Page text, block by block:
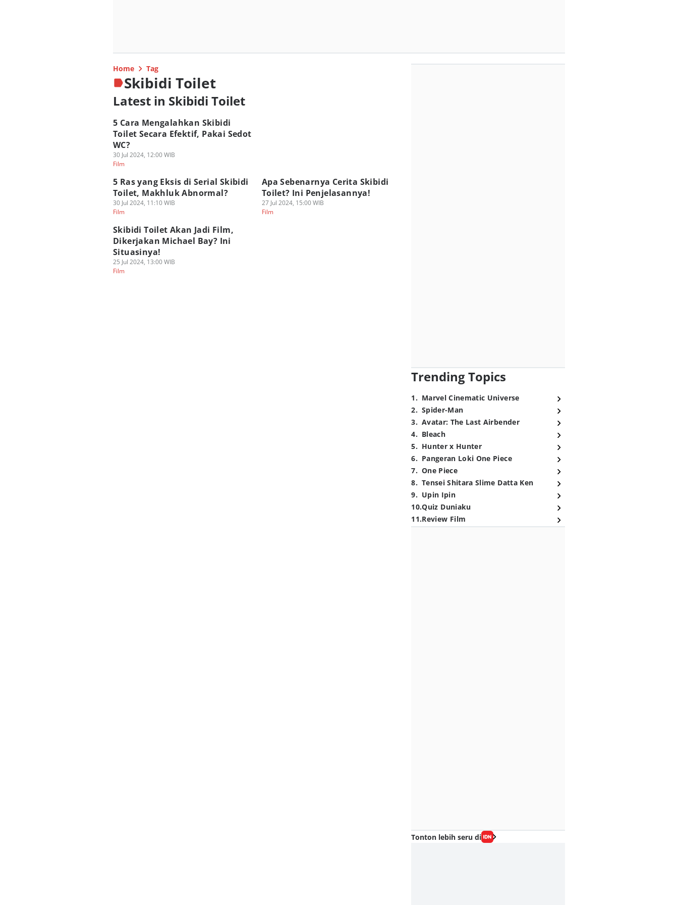
Home Tag
Skibidi Toilet
Latest in Skibidi Toilet
5 Cara Mengalahkan Skibidi
Toilet Secara Efektif, Pakai Sedot
WC?
30 Jul 2024, 12:00 WIB
Film
5 Ras yang Eksis di Serial Skibidi
Toilet, Makhluk Abnormal?
30 Jul 2024, 11:10 WIB
Film
Apa Sebenarnya Cerita Skibidi
Toilet? Ini Penjelasannya!
27 Jul 2024, 15:00 WIB
Film
Skibidi Toilet Akan Jadi Film,
Dikerjakan Michael Bay? Ini
Situasinya!
25 Jul 2024, 13:00 WIB
Film
Trending Topics
1. Marvel Cinematic Universe
2. Spider-Man
3. Avatar: The Last Airbender
4. Bleach
5. Hunter x Hunter
6. Pangeran Loki One Piece
7. One Piece
8. Tensei Shitara Slime Datta Ken
9. Upin Ipin
10.Quiz Duniaku
11.Review Film
Tonton lebih seru di